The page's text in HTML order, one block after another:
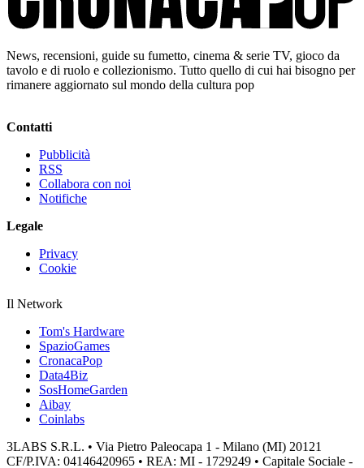
News, recensioni, guide su fumetto, cinema & serie TV, gioco da
tavolo e di ruolo e collezionismo. Tutto quello di cui hai bisogno per
rimanere aggiornato sul mondo della cultura pop
Contatti
Pubblicità
RSS
Collabora con noi
Notifiche
Legale
Privacy
Cookie
Il Network
Tom's Hardware
SpazioGames
CronacaPop
Data4Biz
SosHomeGarden
Aibay
Coinlabs
3LABS S.R.L. • Via Pietro Paleocapa 1 - Milano (MI) 20121
CF/P.IVA: 04146420965 • REA: MI - 1729249 • Capitale Sociale -